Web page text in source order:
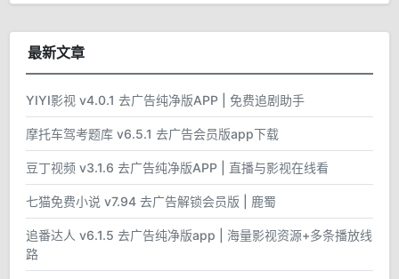
最新文章
YIYI影视 v4.0.1 去广告纯净版APP | 免费追剧助手
摩托车驾考题库 v6.5.1 去广告会员版app下载
豆丁视频 v3.1.6 去广告纯净版APP | 直播与影视在线看
七猫免费小说 v7.94 去广告解锁会员版 | 鹿蜀
追番达人 v6.1.5 去广告纯净版app | 海量影视资源+多条播放线
路